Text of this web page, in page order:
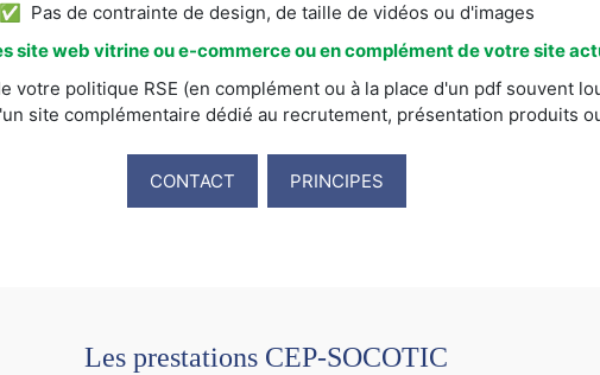
✅ Pas de contrainte de design, de taille de vidéos ou d'images
site web vitrine ou e-commerce ou en complément de votre site
votre politique RSE (en complément ou à la place d'un pdf souvent
site complémentaire dédié au recrutement, présentation produits
CONTACT PRINCIPES
Les prestations CEP-SOCOTIC